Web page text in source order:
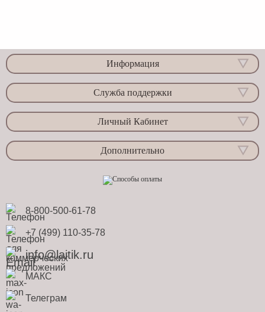
Информация
Служба поддержки
Личный Кабинет
Дополнительно
8-800-500-61-78
+7 (499) 110-35-78
info@laitik.ru
МАКС
Телеграм